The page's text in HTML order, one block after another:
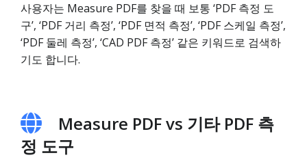
사용자는 Measure PDF를 찾을 때 보통 ‘PDF 측정 도
구’, ‘PDF 거리 측정’, ‘PDF 면적 측정’, ‘PDF 스케일 측정’,
‘PDF 둘레 측정’, ‘CAD PDF 측정’ 같은 키워드로 검색하
기도 합니다.
Measure PDF vs 기타 PDF 측
정 도구